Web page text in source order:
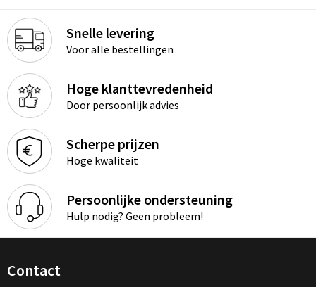
Snelle levering
Voor alle bestellingen
Hoge klanttevredenheid
Door persoonlijk advies
Scherpe prijzen
Hoge kwaliteit
Persoonlijke ondersteuning
Hulp nodig? Geen probleem!
Contact